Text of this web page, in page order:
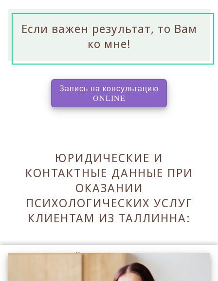
Если важен результат, то Вам
ко мне!
Запись на консультацию
ONLINE, перенаправляет на
ЮРИДИЧЕСКИЕ И
КОНТАКТНЫЕ ДАННЫЕ ПРИ
ОКАЗАНИИ
ПСИХОЛОГИЧЕСКИХ УСЛУГ
КЛИЕНТАМ ИЗ ТАЛЛИННА:
Оставаясь на сайте Вы принимаете его Правила.
Принять Правила и закрыть ✖